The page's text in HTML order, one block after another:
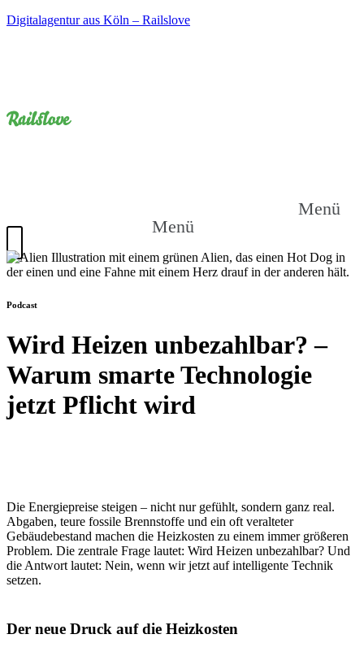
Digitalagentur aus Köln – Railslove
Menü
Menü
Podcast
Wird Heizen unbezahlbar? –
Warum smarte Technologie
jetzt Pflicht wird
Die Energiepreise steigen – nicht nur gefühlt, sondern ganz real.
Abgaben, teure fossile Brennstoffe und ein oft veralteter
Gebäudebestand machen die Heizkosten zu einem immer größeren
Problem. Die zentrale Frage lautet: Wird Heizen unbezahlbar? Und
die Antwort lautet: Nein, wenn wir jetzt auf intelligente Technik
setzen.
Der neue Druck auf die Heizkosten